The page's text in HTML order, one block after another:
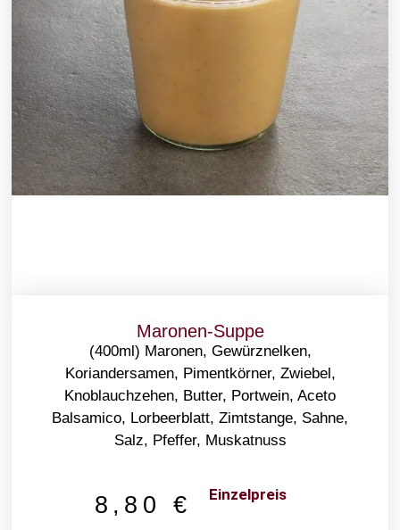
Maronen-Suppe
(400ml) Maronen, Gewürznelken,
Koriandersamen, Pimentkörner, Zwiebel,
Knoblauchzehen, Butter, Portwein, Aceto
Balsamico, Lorbeerblatt, Zimtstange, Sahne,
Salz, Pfeffer, Muskatnuss
8,80 € Einzelpreis